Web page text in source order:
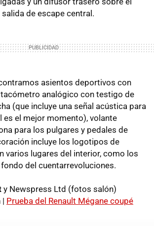
de escape central.
asientos deportivos con
analógico con testigo de
(que incluye una señal acústica para
es el mejor momento), volante
para los pulgares y pedales de
incluye los logotipos de
varios lugares del interior, como los
del cuentarrevoluciones.
y Newspress Ltd (fotos salón)
| Prueba del Renault Mégane coupé